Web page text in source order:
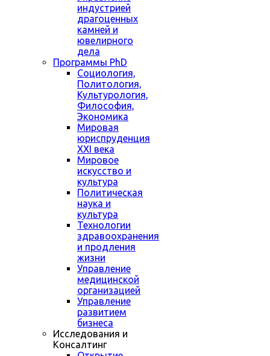
индустрией
драгоценных
камней и
ювелирного
дела
Программы PhD
Социология,
Политология,
Культурология,
Философия,
Экономика
Мировая
юриспруденция
XXI века
Мировое
искусство и
культура
Политическая
наука и
культура
Технологии
здравоохранения
и продления
жизни
Управление
медицинской
организацией
Управление
развитием
бизнеса
Исследования и
Консалтинг